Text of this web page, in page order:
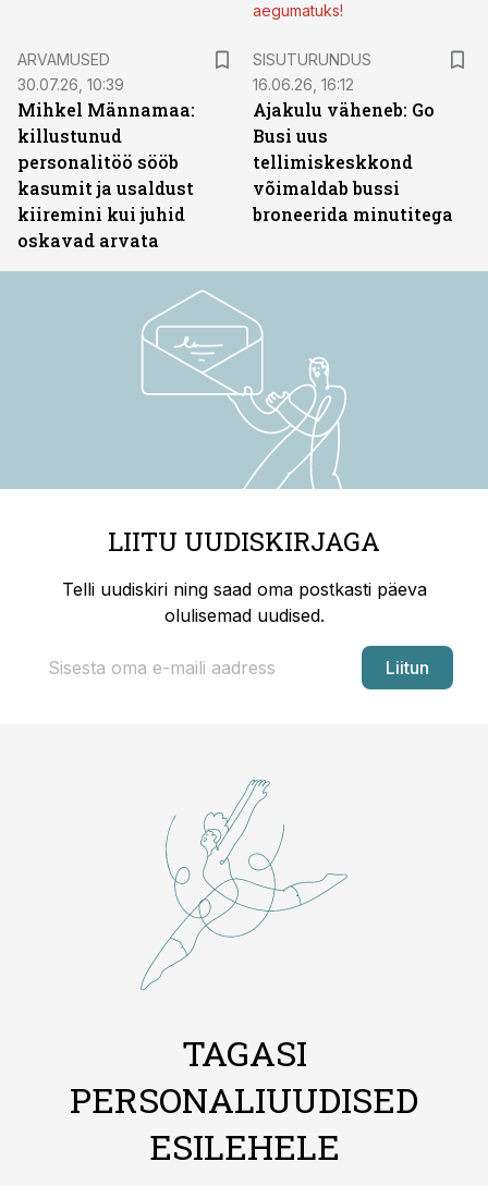
aegumatuks!
ARVAMUSED
30.07.26, 10:39
Mihkel Männamaa:
killustunud
personalitöö sööb
kasumit ja usaldust
kiiremini kui juhid
oskavad arvata
SISUTURUNDUS
16.06.26, 16:12
Ajakulu väheneb: Go
Busi uus
tellimiskeskkond
võimaldab bussi
broneerida minutitega
LIITU UUDISKIRJAGA
Telli uudiskiri ning saad oma postkasti päeva
olulisemad uudised.
Liitun
TAGASI
PERSONALIUUDISED
ESILEHELE